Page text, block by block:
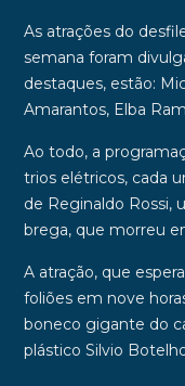
As atrações do
semana foram
destaques, estão:
Amarantos, Elba
Ao todo, a
trios elétricos, cada
de Reginaldo Rossi,
brega, que morreu
A atração, que
foliõesem nove
boneco gigante do
plástico Silvio